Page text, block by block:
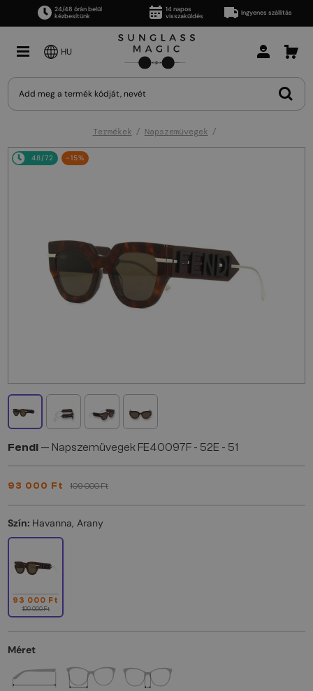
24/48 órán belül
kézbesítünk
14 napos
visszaküldés
Ingyenes szállítás
HU
Termékek Napszemüvegek
48/72 -15%
Fendi — Napszemüvegek FE40097F - 52E - 51
93 000 Ft 109 000 Ft
Szín: Havanna, Arany
93 000 Ft
109 000 Ft
Méret